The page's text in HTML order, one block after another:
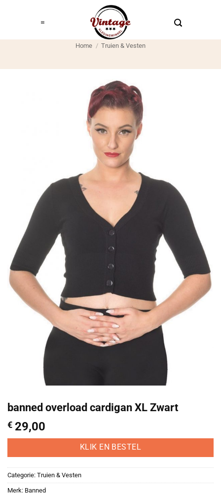
Home / Truien & Vesten
banned overload cardigan XL Zwart
€ 29,00
KLIK EN BESTEL
Categorie: Truien & Vesten
Merk: Banned